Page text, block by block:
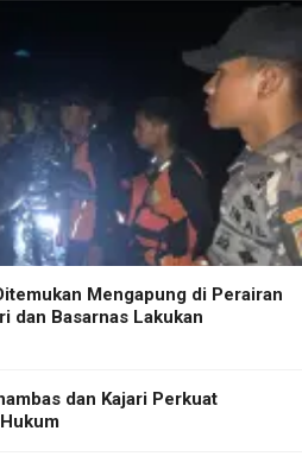
Mengapung di Perairan
dan Basarnas Lakukan
dan Kajari Perkuat